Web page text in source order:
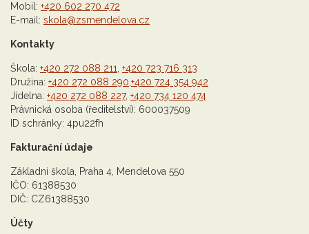
Mobil: +420 602 270 472
E-mail: skola@zsmendelova.cz
Kontakty
Škola: +420 272 088 211 +420 723 716 313
Družina: +420 272 088 290 +420 724 354 942
Jídelna: +420 272 088 227, +420 734 120 474
Právnická osoba (ředitelství): 600037509
ID schránky: 4pu22fh
Fakturační údaje
Základní škola, Praha 4, Mendelova 550
IČO: 61388530
DIČ: CZ61388530
Účty